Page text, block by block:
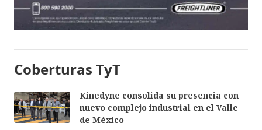
Coberturas TyT
Kinedyne consolida su presencia con
nuevo complejo industrial en el Valle
de México